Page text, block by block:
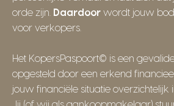
orde zijn.
Daardoorwordt jouw
voor verkopers.
Het KopersPaspoort© is een
opgesteld door een erkend
jouw financiële situatie overzichtelijk